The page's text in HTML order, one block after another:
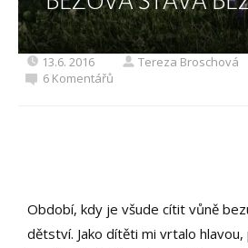
13.6. 2016 Tereza Broschová
6 Komentářů
Období, kdy je všude cítit vůně
dětství. Jako dítěti mi vrtalo